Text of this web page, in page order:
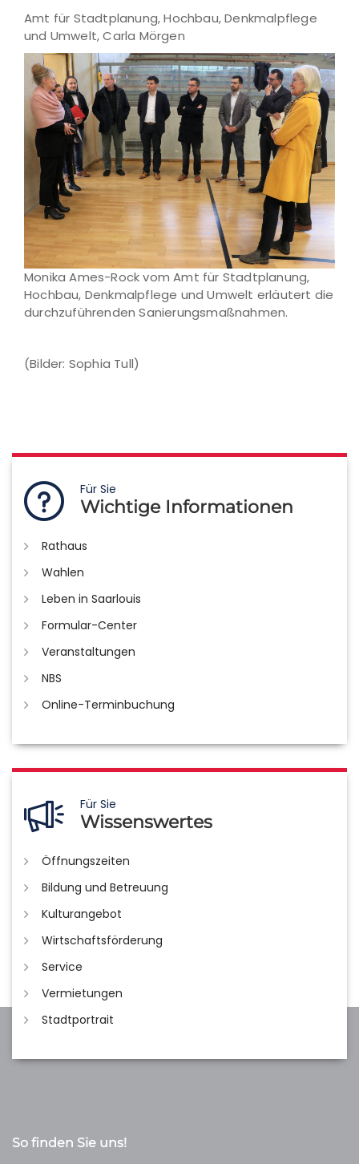
Amt für Stadtplanung, Hochbau, Denkmalpflege
und Umwelt, Carla Mörgen
Monika Ames-Rock vom Amt für Stadtplanung,
Hochbau, Denkmalpflege und Umwelt erläutert die
durchzuführenden Sanierungsmaßnahmen.
(Bilder: Sophia Tull)
Für Sie
Wichtige Informationen
Rathaus
Wahlen
Leben in Saarlouis
Formular-Center
Veranstaltungen
NBS
Online-Terminbuchung
Für Sie
Wissenswertes
Öffnungszeiten
Bildung und Betreuung
Kulturangebot
Wirtschaftsförderung
Service
Vermietungen
Stadtportrait
So finden Sie uns!